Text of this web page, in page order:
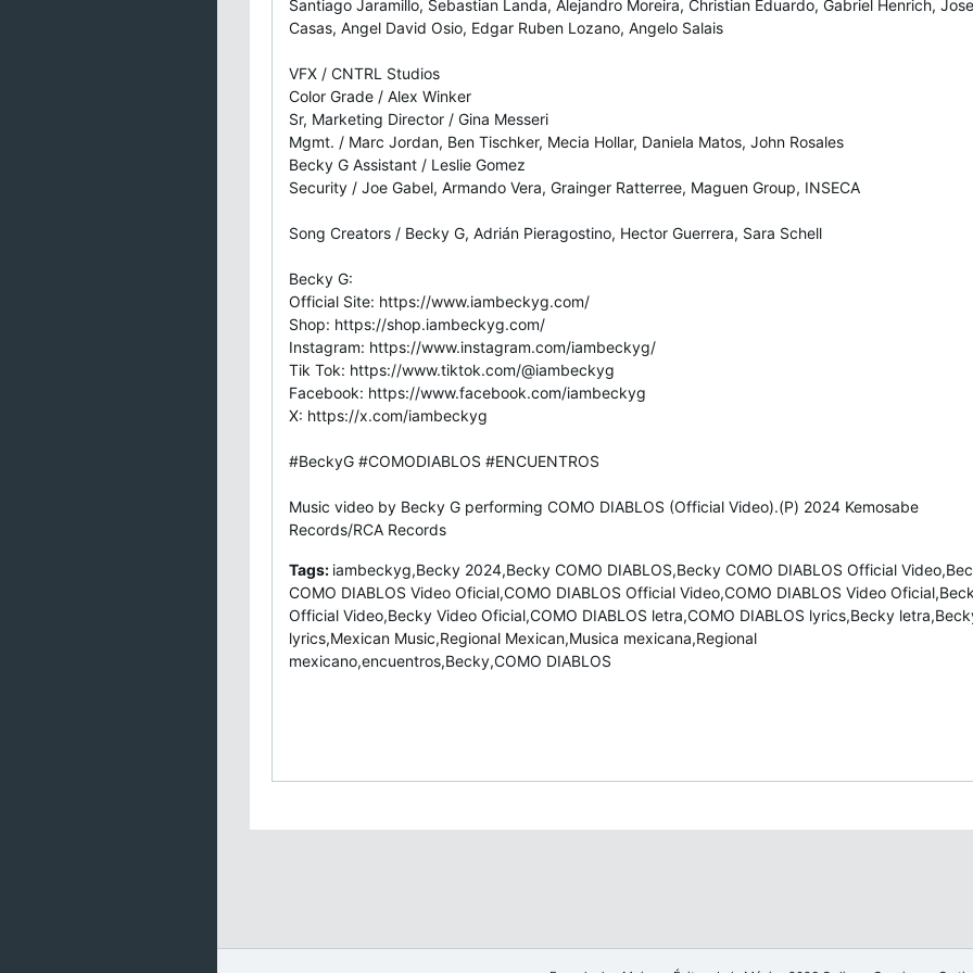
Santiago Jaramillo, Sebastian Landa, Alejandro Moreira, Christian Eduardo, Gabriel Henrich, Jose
Casas, Angel David Osio, Edgar Ruben Lozano, Angelo Salais
VFX / CNTRL Studios
Color Grade / Alex Winker
Sr, Marketing Director / Gina Messeri
Mgmt. / Marc Jordan, Ben Tischker, Mecia Hollar, Daniela Matos, John Rosales
Becky G Assistant / Leslie Gomez
Security / Joe Gabel, Armando Vera, Grainger Ratterree, Maguen Group, INSECA
Song Creators / Becky G, Adrián Pieragostino, Hector Guerrera, Sara Schell
Becky G:
Official Site: https://www.iambeckyg.com/
Shop: https://shop.iambeckyg.com/
Instagram: https://www.instagram.com/iambeckyg/
Tik Tok: https://www.tiktok.com/@iambeckyg
Facebook: https://www.facebook.com/iambeckyg
X: https://x.com/iambeckyg
#BeckyG #COMODIABLOS #ENCUENTROS
Music video by Becky G performing COMO DIABLOS (Official Video).(P) 2024 Kemosabe
Records/RCA Records
Tags: iambeckyg,Becky 2024,Becky COMO DIABLOS,Becky COMO DIABLOS Official
COMO DIABLOS Video Oficial,COMO DIABLOS Official Video,COMO DIABLOS Video
Official Video,Becky Video Oficial,COMO DIABLOS letra,COMO DIABLOS lyrics,Becky
lyrics,Mexican Music,Regional Mexican,Musica mexicana,Regional
mexicano,encuentros,Becky,COMO DIABLOS